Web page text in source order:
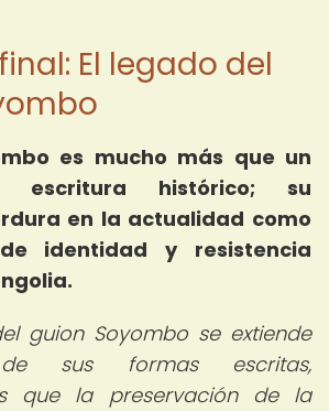
El legado del
es mucho más que un
escritura histórico; su
en la actualidad como
identidad y resistencia
guion Soyombo se extiende
sus formas escritas,
que la preservación de la